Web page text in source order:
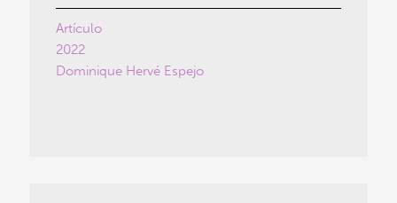
Artículo
2022
Dominique Hervé Espejo